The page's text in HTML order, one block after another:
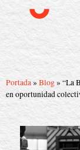
Portada» Blog» “La
en oportunidad